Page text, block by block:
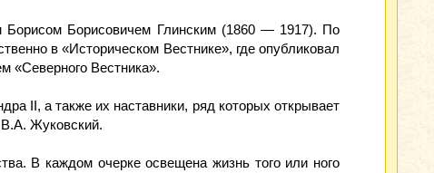
Борисом Борисовичем Глинским (1860 — 1917). По
в «Историческом Вестнике», где опубликовал
«Северного Вестника».
II, а также их наставники, ряд которых открывает
В.А. Жуковский.
В каждом очерке освещена жизнь того или ного